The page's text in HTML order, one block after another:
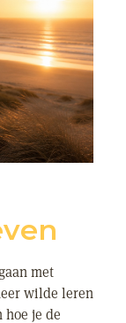
met
wilde leren
je de